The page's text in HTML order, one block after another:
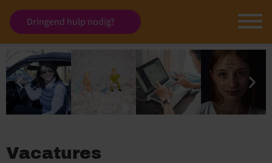
Dringend hulp nodig?
Vacatures